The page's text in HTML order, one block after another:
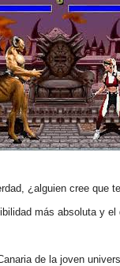
¿alguien cree que
más absoluta y
de la joven